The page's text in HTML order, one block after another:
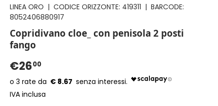
LINEA ORO | CODICE ORIZZONTE: 419311 | BARCODE:
8052406880917
Copridivano cloe_ con penisola 2 posti
fango
€2600
€ 8.67
IVA inclusa